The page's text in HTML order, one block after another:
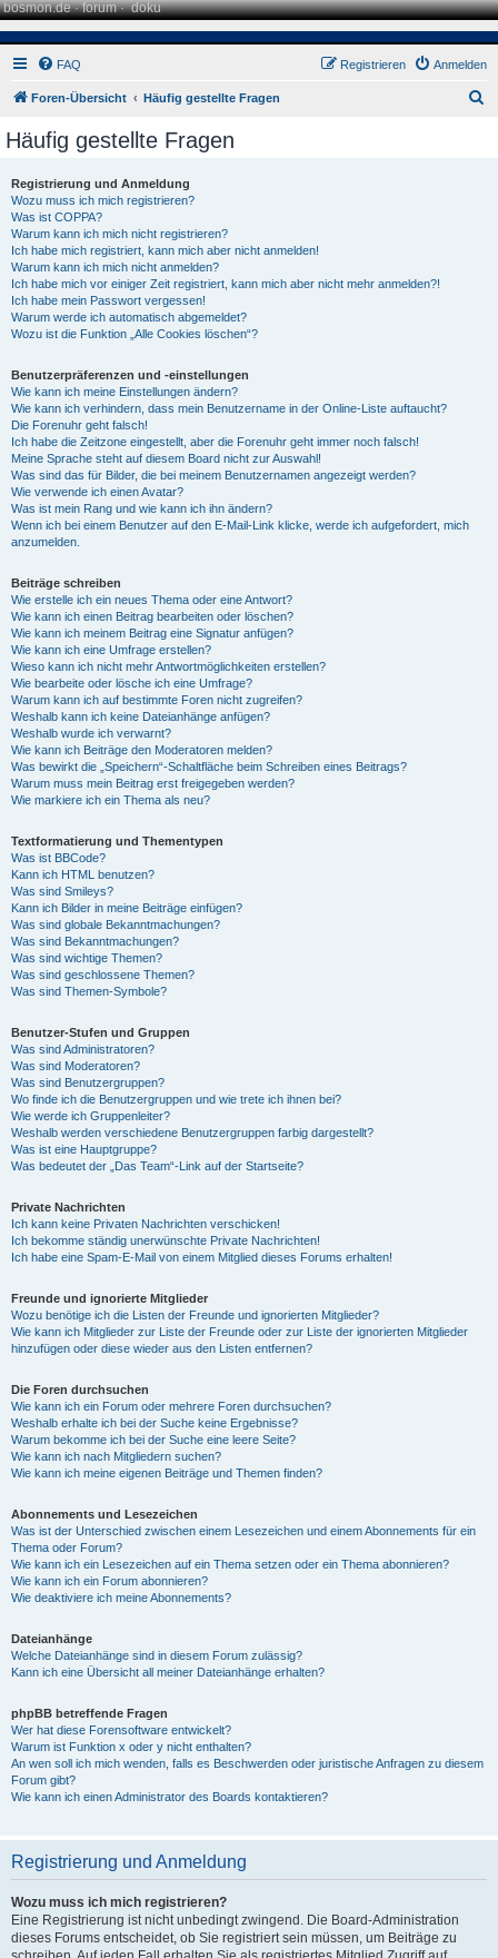
bosmon.de·forum·doku
FAQ Anmelden
Registrieren
Foren-Übersicht Häufig gestellte Fragen
Häufig gestellte Fragen
Registrierung und Anmeldung
Wozu muss ich mich registrieren?
Was ist COPPA?
Warum kann ich mich nicht registrieren?
Ich habe mich registriert, kann mich aber nicht anmelden!
Warum kann ich mich nicht anmelden?
Ich habe mich vor einiger Zeit registriert, kann mich aber nicht mehr anmelden?!
Ich habe mein Passwort vergessen!
Warum werde ich automatisch abgemeldet?
Wozu ist die Funktion „Alle Cookies löschen“?
Benutzerpräferenzen und -einstellungen
Wie kann ich meine Einstellungen ändern?
Wie kann ich verhindern, dass mein Benutzername in der Online-Liste auftaucht?
Die Forenuhr geht falsch!
Ich habe die Zeitzone eingestellt, aber die Forenuhr geht immer noch falsch!
Meine Sprache steht auf diesem Board nicht zur Auswahl!
Was sind das für Bilder, die bei meinem Benutzernamen angezeigt werden?
Wie verwende ich einen Avatar?
Was ist mein Rang und wie kann ich ihn ändern?
Wenn ich bei einem Benutzer auf den E-Mail-Link klicke, werde ich aufgefordert, mich
anzumelden.
Beiträge schreiben
Wie erstelle ich ein neues Thema oder eine Antwort?
Wie kann ich einen Beitrag bearbeiten oder löschen?
Wie kann ich meinem Beitrag eine Signatur anfügen?
Wie kann ich eine Umfrage erstellen?
Wieso kann ich nicht mehr Antwortmöglichkeiten erstellen?
Wie bearbeite oder lösche ich eine Umfrage?
Warum kann ich auf bestimmte Foren nicht zugreifen?
Weshalb kann ich keine Dateianhänge anfügen?
Weshalb wurde ich verwarnt?
Wie kann ich Beiträge den Moderatoren melden?
Was bewirkt die „Speichern“-Schaltfläche beim Schreiben eines Beitrags?
Warum muss mein Beitrag erst freigegeben werden?
Wie markiere ich ein Thema als neu?
Textformatierung und Thementypen
Was ist BBCode?
Kann ich HTML benutzen?
Was sind Smileys?
Kann ich Bilder in meine Beiträge einfügen?
Was sind globale Bekanntmachungen?
Was sind Bekanntmachungen?
Was sind wichtige Themen?
Was sind geschlossene Themen?
Was sind Themen-Symbole?
Benutzer-Stufen und Gruppen
Was sind Administratoren?
Was sind Moderatoren?
Was sind Benutzergruppen?
Wo finde ich die Benutzergruppen und wie trete ich ihnen bei?
Wie werde ich Gruppenleiter?
Weshalb werden verschiedene Benutzergruppen farbig dargestellt?
Was ist eine Hauptgruppe?
Was bedeutet der „Das Team“-Link auf der Startseite?
Private Nachrichten
Ich kann keine Privaten Nachrichten verschicken!
Ich bekomme ständig unerwünschte Private Nachrichten!
Ich habe eine Spam-E-Mail von einem Mitglied dieses Forums erhalten!
Freunde und ignorierte Mitglieder
Wozu benötige ich die Listen der Freunde und ignorierten Mitglieder?
Wie kann ich Mitglieder zur Liste der Freunde oder zur Liste der ignorierten Mitglieder
hinzufügen oder diese wieder aus den Listen entfernen?
Die Foren durchsuchen
Wie kann ich ein Forum oder mehrere Foren durchsuchen?
Weshalb erhalte ich bei der Suche keine Ergebnisse?
Warum bekomme ich bei der Suche eine leere Seite?
Wie kann ich nach Mitgliedern suchen?
Wie kann ich meine eigenen Beiträge und Themen finden?
Abonnements und Lesezeichen
Was ist der Unterschied zwischen einem Lesezeichen und einem Abonnements für ein
Thema oder Forum?
Wie kann ich ein Lesezeichen auf ein Thema setzen oder ein Thema abonnieren?
Wie kann ich ein Forum abonnieren?
Wie deaktiviere ich meine Abonnements?
Dateianhänge
Welche Dateianhänge sind in diesem Forum zulässig?
Kann ich eine Übersicht all meiner Dateianhänge erhalten?
phpBB betreffende Fragen
Wer hat diese Forensoftware entwickelt?
Warum ist Funktion x oder y nicht enthalten?
An wen soll ich mich wenden, falls es Beschwerden oder juristische Anfragen zu diesem
Forum gibt?
Wie kann ich einen Administrator des Boards kontaktieren?
Registrierung und Anmeldung
Wozu muss ich mich registrieren?
Eine Registrierung ist nicht unbedingt zwingend. Die Board-Administration
dieses Forums entscheidet, ob Sie registriert sein müssen, um Beiträge zu